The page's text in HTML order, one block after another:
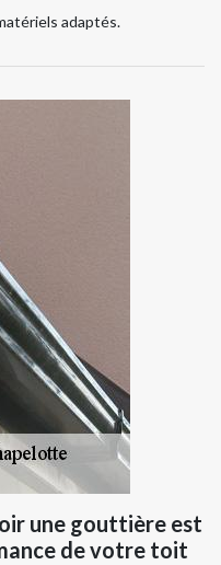
adaptés.
une gouttière est
de votre toit